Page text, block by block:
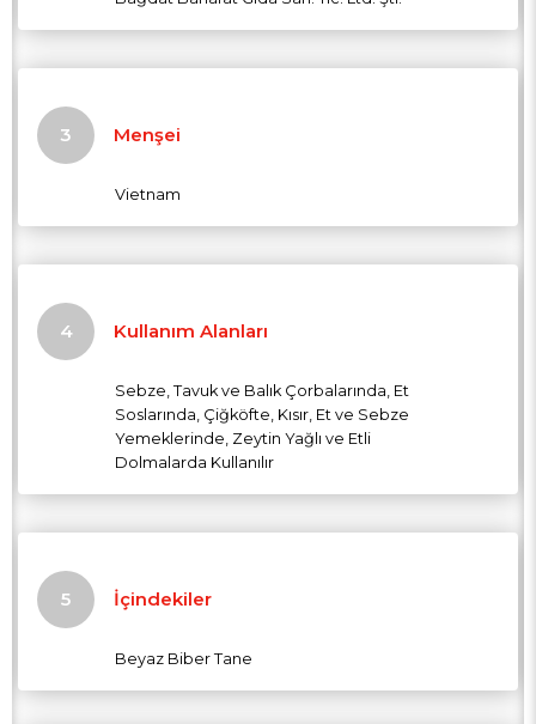
Menşei
Vietnam
Kullanım Alanları
Sebze, Tavuk ve Balık Çorbalarında, Et
Soslarında, Çiğköfte, Kısır, Et ve Sebze
Yemeklerinde, Zeytin Yağlı ve Etli
Dolmalarda Kullanılır
İçindekiler
Beyaz Biber Tane